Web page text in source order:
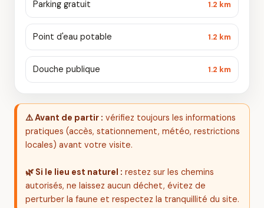
Parking gratuit 1.2 km
Point d'eau potable 1.2 km
Douche publique 1.2 km
⚠️ Avant de partir : vérifiez toujours les informations
pratiques (accès, stationnement, météo, restrictions
locales) avant votre visite.
🌿 Si le lieu est naturel : restez sur les chemins
autorisés, ne laissez aucun déchet, évitez de
perturber la faune et respectez la tranquillité du site.